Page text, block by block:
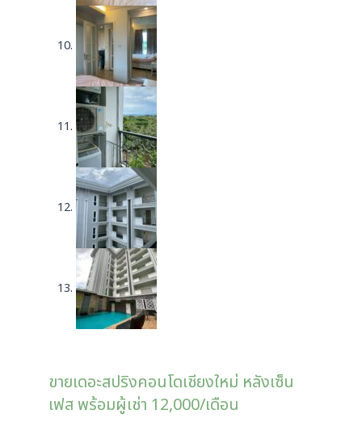
ขายเดอะสปริงคอนโดเชียงใหม่ หลังเซ็น
เฟส พร้อมผู้เช่า 12,000/เดือน